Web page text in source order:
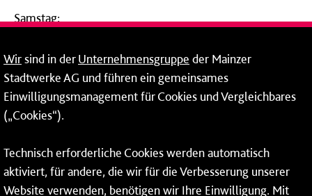
Samstag:
24-Stunden-Telefon*
06131 – 12 77 77
Fax: 06131 – 12 66 66
* Montags bis freitags bis 7 und ab 18 Uhr sowie an
Wirsind in derUnternehmensgruppe der Mainzer
Stadtwerke AG und führen ein gemeinsames
Einwilligungsmanagement für Cookies und Vergleichbares
(„Cookies“).
Technisch erforderliche Cookies werden automatisch
aktiviert, für andere, die wir für die Verbesserung unserer
Website verwenden, benötigen wir Ihre Einwilligung. Mit